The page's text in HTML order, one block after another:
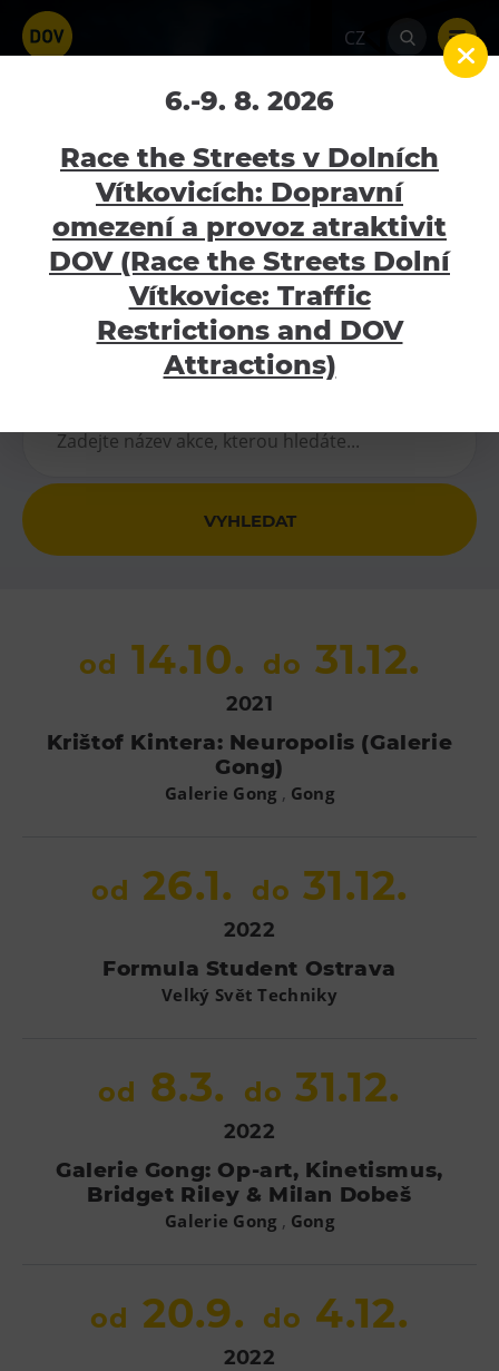
CZ
Dlouhodobé expozice a
výstavy
Kalendář akcí
Dlouhodobé expozice
23.6.2026 - 28.8.2026
Atraktivity
Bolt Tower
Velký svět techniky
Malý svět techniky U6
Gong
Fajna Dilna
Dolní Vítkovice
Občerstvení
Kavárna Velký Svět techniky
Restaurace VP ART
CØKAFE Dolní Vítkovice
FUTURE café
Hotel VP1
Nejbližší akce
od 14.10. do 31.12.
2021
Krištof Kintera: Neuropolis (Galerie
Gong)
Galerie Gong , Gong
od 26.1. do 31.12.
2022
Formula Student Ostrava
Velký Svět Techniky
od 8.3. do 31.12.
2022
Galerie Gong: Op-art, Kinetismus,
Bridget Riley & Milan Dobeš
Galerie Gong , Gong
od 20.9. do 4.12.
2022
6.-9. 8. 2026
Race the Streets v Dolních
Vítkovicích: Dopravní
omezení a provoz atraktivit
DOV (Race the Streets Dolní
Vítkovice: Traffic
Restrictions and DOV
Attractions)